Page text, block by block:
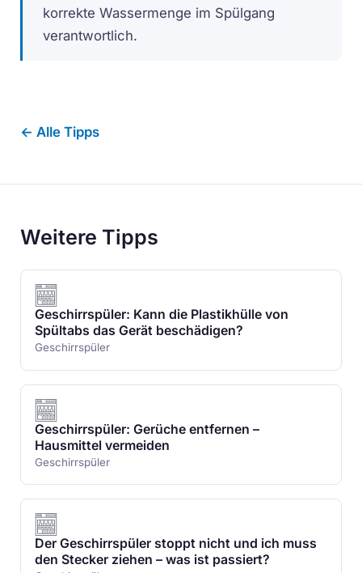
korrekte Wassermenge im Spülgang
verantwortlich.
← Alle Tipps
Weitere Tipps
Geschirrspüler: Kann die Plastikhülle von
Spültabs das Gerät beschädigen?
Geschirrspüler
Geschirrspüler: Gerüche entfernen –
Hausmittel vermeiden
Geschirrspüler
Der Geschirrspüler stoppt nicht und ich muss
den Stecker ziehen – was ist passiert?